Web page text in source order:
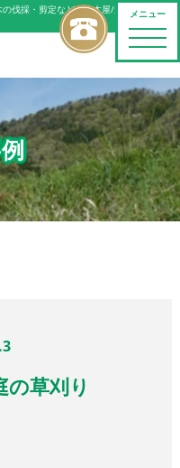
メニュー
toggle
伐採・剪定などの植木屋/造園屋をお探
の草刈り